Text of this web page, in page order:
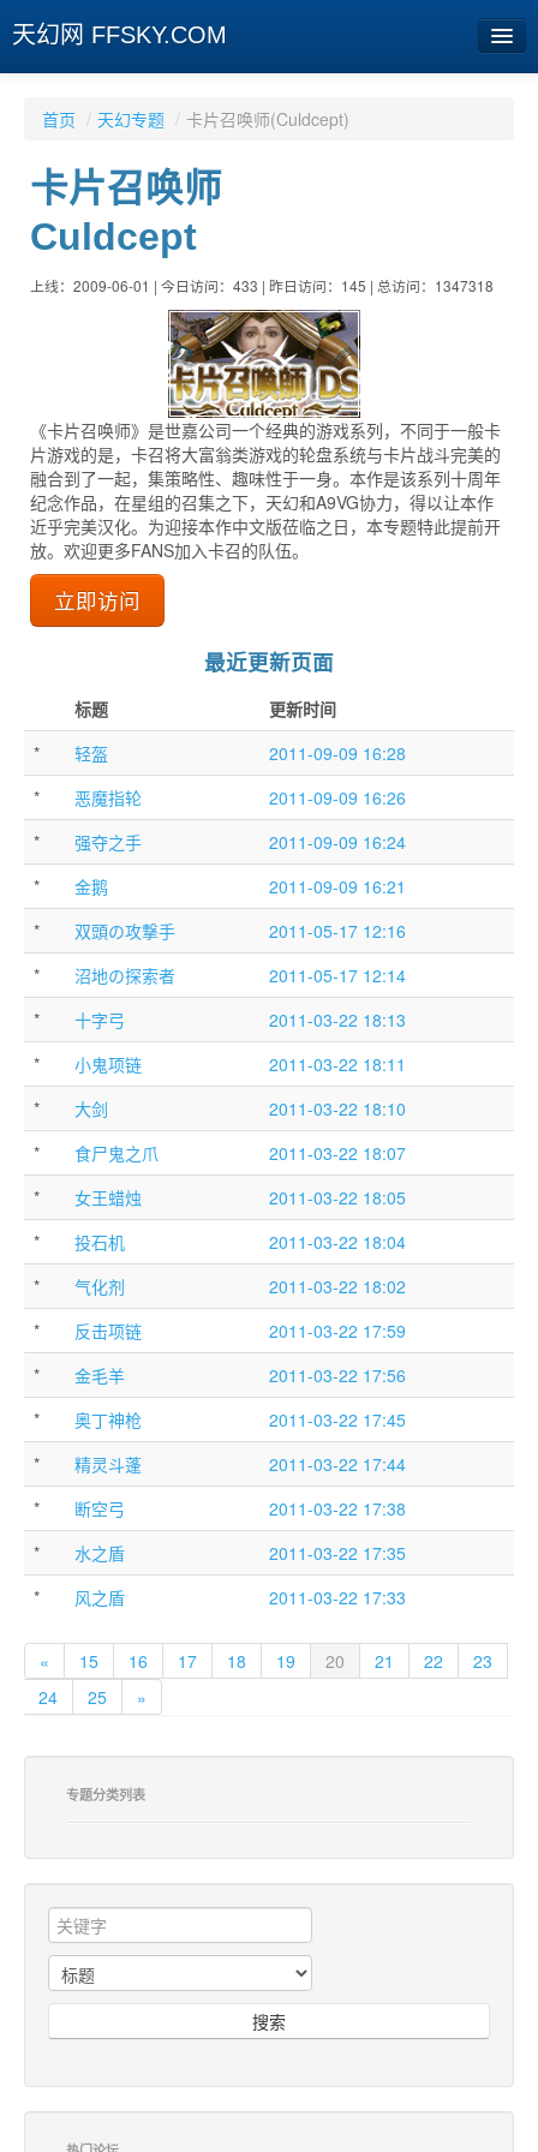
天幻网 FFSKY.COM
周边
旧版临时
[登陆] [注册]
首页 / 天幻专题 / 卡片召唤师(Culdcept)
卡片召唤师
Culdcept
上线：2009-06-01 | 今日访问：433 | 昨日访问：145 | 总访问：1347318
《卡片召唤师》是世嘉公司一个经典的游戏系列，不同于一般卡
片游戏的是，卡召将大富翁类游戏的轮盘系统与卡片战斗完美的
融合到了一起，集策略性、趣味性于一身。本作是该系列十周年
纪念作品，在星组的召集之下，天幻和A9VG协力，得以让本作
近乎完美汉化。为迎接本作中文版莅临之日，本专题特此提前开
放。欢迎更多FANS加入卡召的队伍。
立即访问
最近更新页面
标题
更新时间
*
轻盔
2011-09-09 16:28
*
恶魔指轮
2011-09-09 16:26
*
强夺之手
2011-09-09 16:24
*
金鹅
2011-09-09 16:21
*
双頭の攻撃手
2011-05-17 12:16
*
沼地の探索者
2011-05-17 12:14
*
十字弓
2011-03-22 18:13
*
小鬼项链
2011-03-22 18:11
*
大剑
2011-03-22 18:10
*
食尸鬼之爪
2011-03-22 18:07
*
女王蜡烛
2011-03-22 18:05
*
投石机
2011-03-22 18:04
*
气化剂
2011-03-22 18:02
*
反击项链
2011-03-22 17:59
*
金毛羊
2011-03-22 17:56
*
奥丁神枪
2011-03-22 17:45
*
精灵斗蓬
2011-03-22 17:44
*
断空弓
2011-03-22 17:38
*
水之盾
2011-03-22 17:35
*
风之盾 2011-03-22 17:33
« 15 16 17 18 19 20 21 22
23
24
25 »
专题分类列表
搜索